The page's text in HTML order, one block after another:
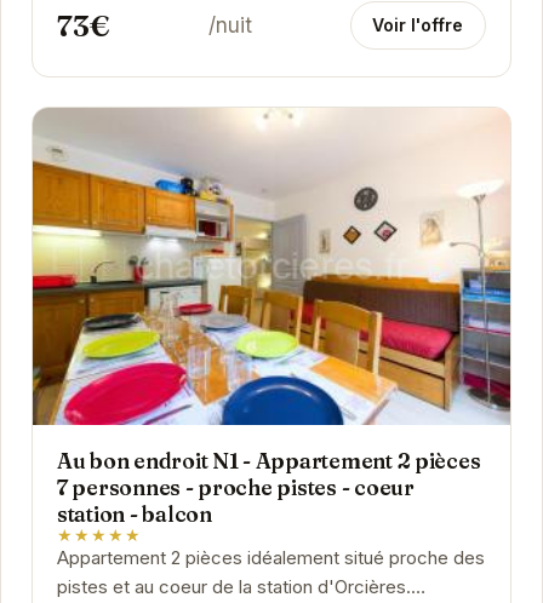
73€ /nuit Voir l'offre
Au bon endroit N1 - Appartement 2 pièces
7 personnes - proche pistes - coeur
station - balcon
★★★★★
Appartement 2 pièces idéalement situé proche des
pistes et au coeur de la station d'Orcières.